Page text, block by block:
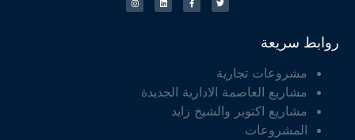
روابط سريعة
مشروعات تجارية
مشاريع العاصمة الادارية الجديدة
مشاريع اكتوبر والشيخ زايد
المشروعات